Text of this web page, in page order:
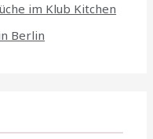
im Klub Kitchen
Berlin